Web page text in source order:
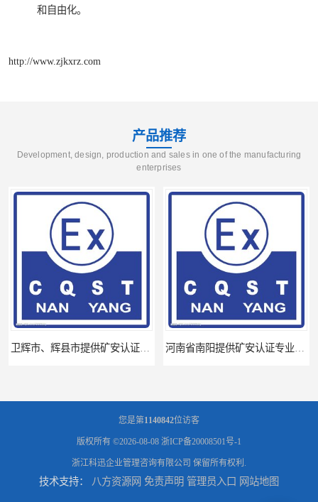
和自由化。
http://www.zjkxrz.com
产品推荐
Development, design, production and sales in one of the manufacturing
enterprises
您是第1140842位访客
版权所有 ©2026-08-08 浙ICP备20008501号-1
浙江科迅企业管理咨询有限公司 保留所有权利.
技术支持： 八方资源网 免责声明 管理员入口 网站地图